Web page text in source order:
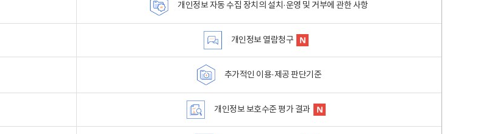
개인정보 자동 수집 장치의 설치·운영 및 거부에 관한 사항
개인정보 열람청구
추가적인 이용·제공 판단기준
개인정보 보호수준 평가 결과